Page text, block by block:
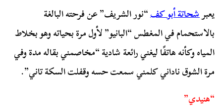
يعبرشحاتة أبو كف“نور الشريف” عن فرحته البالغة
بالاستحمام في المغطس “البانيو” لأول مرة بحياته وهو بخلاط
المياه وكأنه هاتفًا ليغني رائعة شادية “مخاصمني بقاله مدة وفي
مرة الشوق ناداني كلمني سمعت حسه وقفلت السكة تاني”.
“هنيدي”